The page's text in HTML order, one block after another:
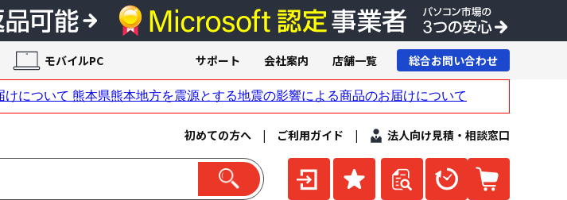
初めての方へ | ご利用ガイド | 法人向け見積・相談窓口
モバイルPC サポート 会社案内 店舗一覧 総合お問い合わせ